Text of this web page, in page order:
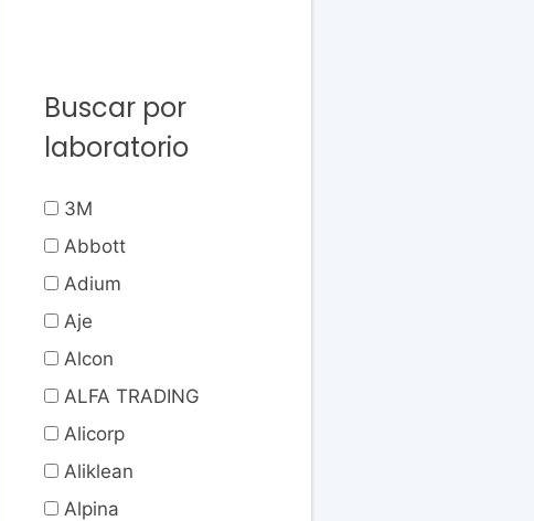
Buscar por
laboratorio
3M
Abbott
Adium
Aje
Alcon
ALFA TRADING
Alicorp
Aliklean
Alpina